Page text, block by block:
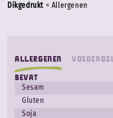
Dikgedrukt = Allergenen
Allergenen
Bevat
Sesam
Gluten
Soja